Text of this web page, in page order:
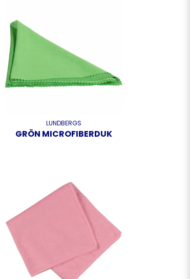
LUNDBERGS
GRÖN MICROFIBERDUK